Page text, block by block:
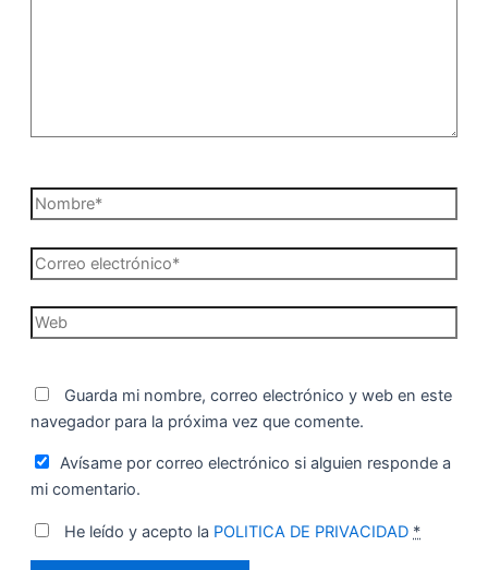
Nombre*
Correo
electrónico*
Web
Guarda mi nombre, correo electrónico y web en este
navegador para la próxima vez que comente.
Avísame por correo electrónico si alguien responde a
mi comentario.
He leído y acepto la POLITICA DE PRIVACIDAD *